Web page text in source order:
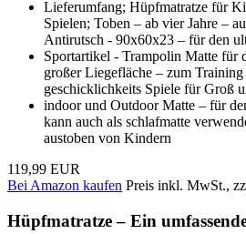
Lieferumfang; Hüpfmatratze für
Spielen; Toben – ab vier Jahre –
Antirutsch - 90x60x23 – für den
Sportartikel - Trampolin Matte für
großer Liegefläche – zum
geschicklichkeits Spiele für Groß
indoor und Outdoor Matte – für
kann auch als schlafmatte
austoben von Kindern
119,99 EUR
Bei Amazon kaufen Preis inkl. MwSt.,
Hüpfmatratze – Ein